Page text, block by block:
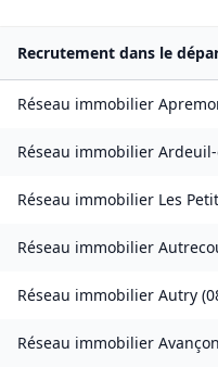
Recrutement dans le
Réseau immobilier
Réseau immobilier
Réseau immobilier Les
Réseau immobilier
Réseau immobilier Autry (
Réseau immobilier Avançon